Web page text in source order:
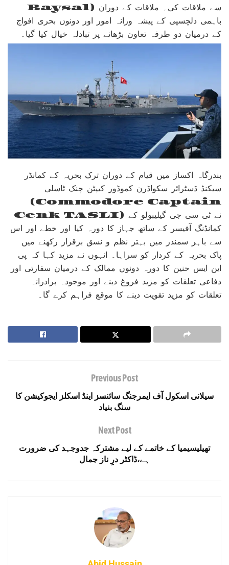
Baysal) سے ملاقات کی۔ ملاقات کے دوران
باہمی دلچسپی کے پیشہ ورانہ امور اور دونوں بحری افواج
کے درمیان دو طرفہ تعاون بڑھانے پر تبادلہ خیال کیا گیا۔
بندرگاہ اکساز میں قیام کے دوران ترک بحریہ کے کمانڈر
سیکنڈ ڈسٹرائر سکواڈرن کموڈور کیپٹن چنک ٹاسلی
(Commodore Captain
Cenk TASLI) نے ٹی سی جی گیلیبولو کے
کمانڈنگ آفیسر کے ساتھ جہاز کا دورہ کیا اور خطے اور اس
سے باہر سمندر میں بہتر نظم و نسق برقرار رکھنے میں
پاک بحریہ کے کردار کو سراہا۔ انہوں نے مزید کہا کہ پی
این ایس حنین کا دورہ دونوں ممالک کے درمیان سفارتی اور
دفاعی تعلقات کو مزید فروغ دینے اور موجودہ برادرانہ
تعلقات کو مزید تقویت دینے کا موقع فراہم کرے گا۔
Previous Post
سیلانی اسکول آف ایمرجنگ سائنسز اینڈ اسکلز ایجوکیشن کا
سنگ بنیاد
Next Post
تھیلیسیمیا کے خاتمے کے لیے مشترکہ جدوجہد کی ضرورت
ہے،ڈاکٹر درِ ناز جمال